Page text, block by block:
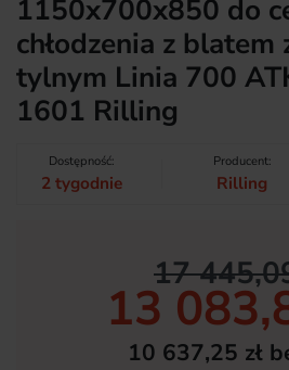
1150x700x850 do
chłodzenia z blatem
tylnym Linia 700
1601 Rilling
Dostępność:
2 tygodnie
Producent:
Rilling
17
13
10 637,25 zł